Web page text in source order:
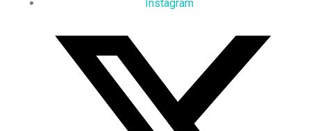
Instagram